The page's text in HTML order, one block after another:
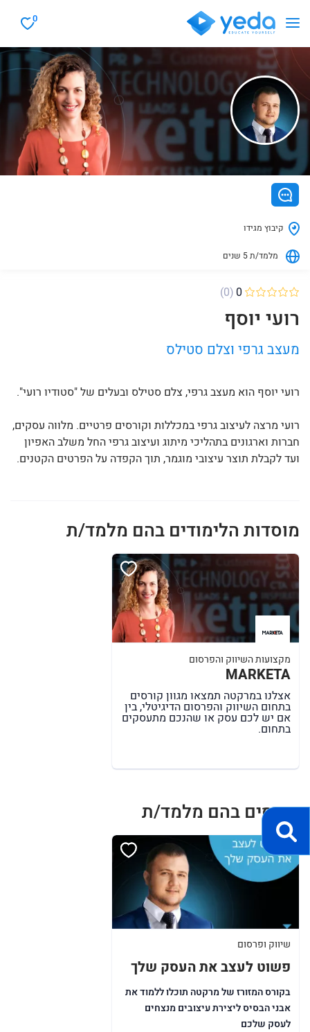
0
קיבוץ מגידו
(0) 0
רועי יוסף
מעצב גרפי וצלם סטילס
רועי יוסף הוא מעצב גרפי, צלם סטילס ובעלים של "סטודיו רועי".
רועי מרצה לעיצוב גרפי במכללות וקורסים פרטיים. מלווה עסקים,
חברות וארגונים בתהליכי מיתוג ועיצוב גרפי החל משלב האפיון
ועד לקבלת תוצר עיצובי מוגמר, תוך הקפדה על הפרטים הקטנים.
מוסדות הלימודים בהם מלמד/ת
מקצועות השיווק והפרסום
MARKETA
אצלנו במרקטה תמצאו מגוון קורסים
בתחום השיווק והפרסום הדיגיטלי, בין
אם יש לכם עסק או שהנכם מתעסקים
בתחום.
קורסים בהם מלמד/ת
שיווק ופרסום
פשוט לעצב את העסק שלך
בקורס המזורז של מרקטה תוכלו ללמוד את
אבני הבסיס ליצירת עיצובים מנצחים
לעסק שלכם